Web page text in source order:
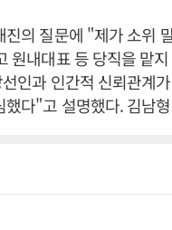
의 질문에 "제가 소위
원내대표 등 당직을 맡
인과 인간적 신뢰관계
다"고 설명했다. 김남